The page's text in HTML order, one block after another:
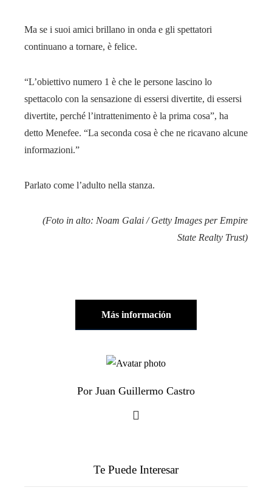
Ma se i suoi amici brillano in onda e gli spettatori
continuano a tornare, è felice.
“L’obiettivo numero 1 è che le persone lascino lo
spettacolo con la sensazione di essersi divertite, di essersi
divertite, perché l’intrattenimento è la prima cosa”, ha
detto Menefee. “La seconda cosa è che ne ricavano alcune
informazioni.”
Parlato come l’adulto nella stanza.
(Foto in alto: Noam Galai / Getty Images per Empire
State Realty Trust)
Más información
Por Juan Guillermo Castro
Te Puede Interesar